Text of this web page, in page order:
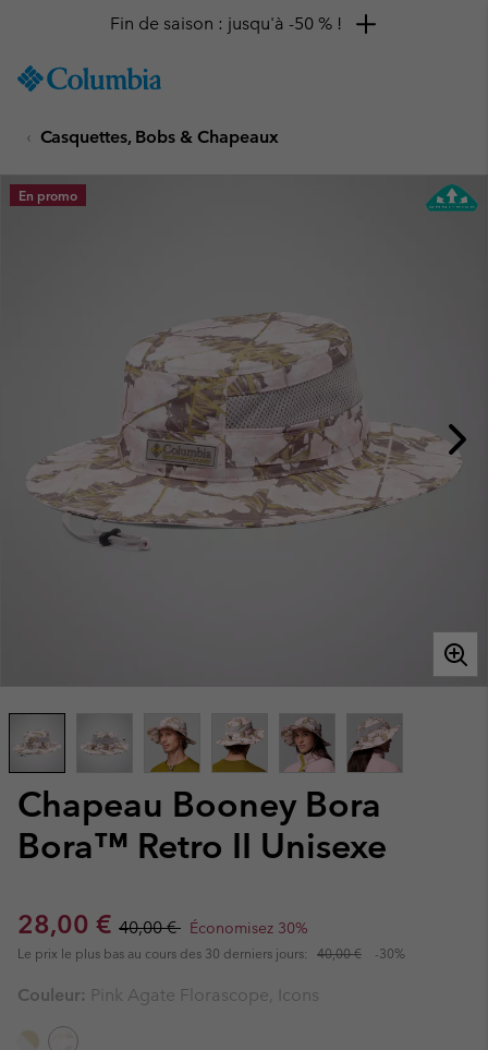
TO
SKIP
MAIN
NAV
Fin de saison : jusqu'à -50 % !
Casquettes, Bobs & Chapeaux
Chapeau Booney Bora
Bora™ Retro II Unisexe
Sale price:
28,00 € Regular price:
40,00 € Économisez 30%
Le prix le plus bas au cours des 30 derniers jours: 40,00 € -30%
En promo
Couleur: Pink Agate Florascope, Icons